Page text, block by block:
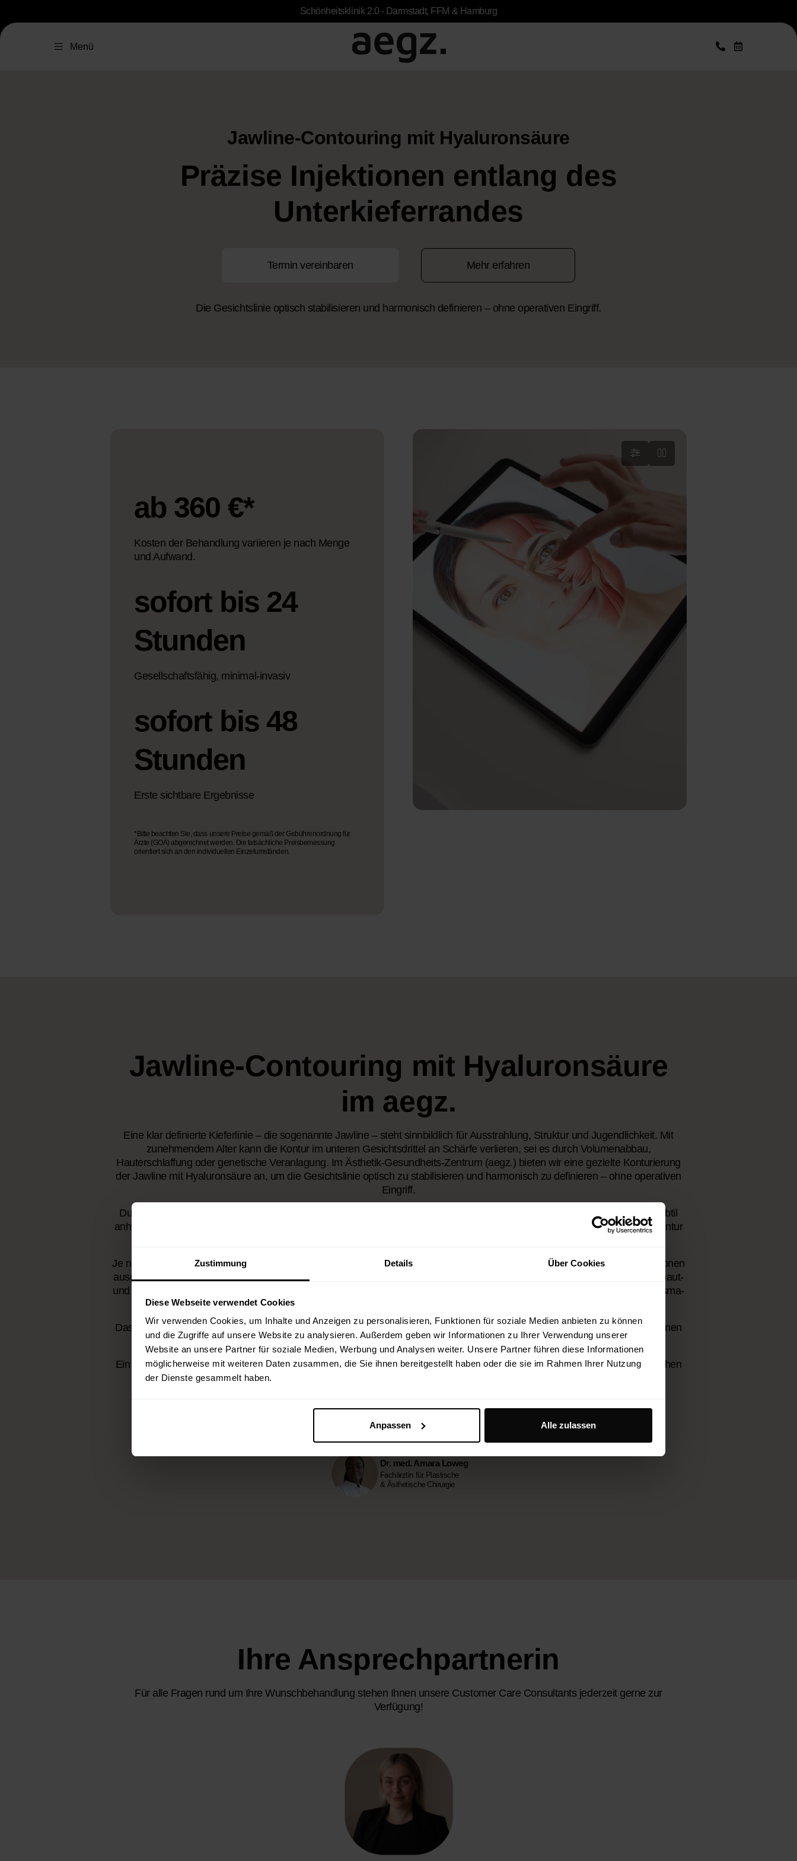
Zustimmung Details Über Cookies
Diese Webseite verwendet Cookies
Wir verwenden Cookies, um Inhalte und Anzeigen zu personalisieren, Funktionen für soziale Medien anbieten zu können
und die Zugriffe auf unsere Website zu analysieren. Außerdem geben wir Informationen zu Ihrer Verwendung unserer
Website an unsere Partner für soziale Medien, Werbung und Analysen weiter. Unsere Partner führen diese Informationen
möglicherweise mit weiteren Daten zusammen, die Sie ihnen bereitgestellt haben oder die sie im Rahmen Ihrer Nutzung
der Dienste gesammelt haben.
Anpassen Alle zulassen
Schönheitsklinik 2.0 - Darmstadt, FFM & Hamburg
Menü
Jawline-Contouring mit Hyaluronsäure
Präzise Injektionen entlang des
Unterkieferrandes
Termin vereinbaren Mehr erfahren
Die Gesichtslinie optisch stabilisieren und harmonisch definieren – ohne operativen Eingriff.
ab 360 €*
Kosten der Behandlung variieren je nach Menge
und Aufwand.
sofort bis 24
Stunden
Gesellschaftsfähig, minimal-invasiv
sofort bis 48
Stunden
Erste sichtbare Ergebnisse
*Bitte beachten Sie, dass unsere Preise gemäß der Gebührenordnung für
Ärzte (GOÄ) abgerechnet werden. Die tatsächliche Preisbemessung
orientiert sich an den individuellen Einzelumständen.
Jawline-Contouring mit Hyaluronsäure
im aegz.
Eine klar definierte Kieferlinie – die sogenannte Jawline – steht sinnbildlich für Ausstrahlung, Struktur und Jugendlichkeit. Mit
zunehmendem Alter kann die Kontur im unteren Gesichtsdrittel an Schärfe verlieren, sei es durch Volumenabbau,
Hauterschlaffung oder genetische Veranlagung. Im Ästhetik-Gesundheits-Zentrum (aegz.) bieten wir eine gezielte Konturierung
der Jawline mit Hyaluronsäure an, um die Gesichtslinie optisch zu stabilisieren und harmonisch zu definieren – ohne operativen
Eingriff.
Durch präzise Injektionen entlang des Unterkieferrandes lässt sich das Kinn-Kiefer-Profil klarer abgrenzen, das Gewebe subtil
anheben und eine sanfte Straffung erzielen. Die Behandlung eignet sich sowohl zur Betonung einer bereits vorhandenen Kontur
Je nach individueller Anatomie kann die Jawline-Behandlung mit einer
kombiniert werden, um die Proportionen
ausgewogen zu gestalten. In geeigneten Fällen ergänzen wir die Behandlung durch
zur Verbesserung der Haut-
und Bindegewebsstruktur oder durch die gezielte Anwendung von
zur Reduktion des Zuges durch den Platysma-
Das Ziel ist ein klar konturiertes, aber stets natürlich wirkendes Ergebnis. Die Anwendung erfolgt durch erfahrene Fachärztinnen
und Fachärzte unter sorgfältiger Berücksichtigung der individuellen Gesichtsarchitektur.
Ein persönlicher Ansprechpartner sowie unser Customer Care Consultant begleiten Sie durch den gesamten Ablauf und stehen
bei allen organisatorischen und nicht-medizinischen Fragen verlässlich zur Seite.
Termin vereinbaren
Dr. med. Amara Loweg
Fachärztin für Plastische
& Ästhetische Chirurgie
Ihre Ansprechpartnerin
Für alle Fragen rund um Ihre Wunschbehandlung stehen Ihnen unsere Customer Care Consultants jederzeit gerne zur
Verfügung!